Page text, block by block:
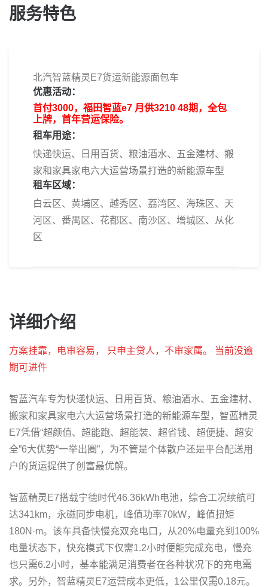
服务特色
北汽智蓝精灵E7货运新能源面包车
优惠活动：
首付3000，福田智蓝e7 月供3210 48期，全包
上牌，首年营运保险。
租车用途：
快递快运、日用百货、粮油酒水、五金建材、搬
家和家具家电六大运营场景打造的新能源车型
租车区域：
白云区、黄埔区、越秀区、荔湾区、海珠区、天
河区、番禺区、花都区、南沙区、增城区、从化
区
详细介绍
方案挂靠，电审容易， 只申主贷人，不审家属。 当前没逾
期可进件
智蓝汽车专为快递快运、日用百货、粮油酒水、五金建材、
搬家和家具家电六大运营场景打造的新能源车型，智蓝精灵
E7凭借“超颜值、超能跑、超能装、超省钱、超便捷、超安
全”6大优势“一举出圈”，为不管是个体散户还是平台配送用
户的货运提供了创富最优解。
智蓝精灵E7搭载宁德时代46.36kWh电池，综合工况续航可
达341km，永磁同步电机，峰值功率70kW，峰值扭矩
180N·m。该车具备快慢充双充电口，从20%电量充到100%
电量状态下，快充模式下仅需1.2小时便能完成充电，慢充
也只需6.2小时，基本能满足消费者在各种状况下的充电需
求。另外，智蓝精灵E7运营成本更低，1公里仅需0.18元。